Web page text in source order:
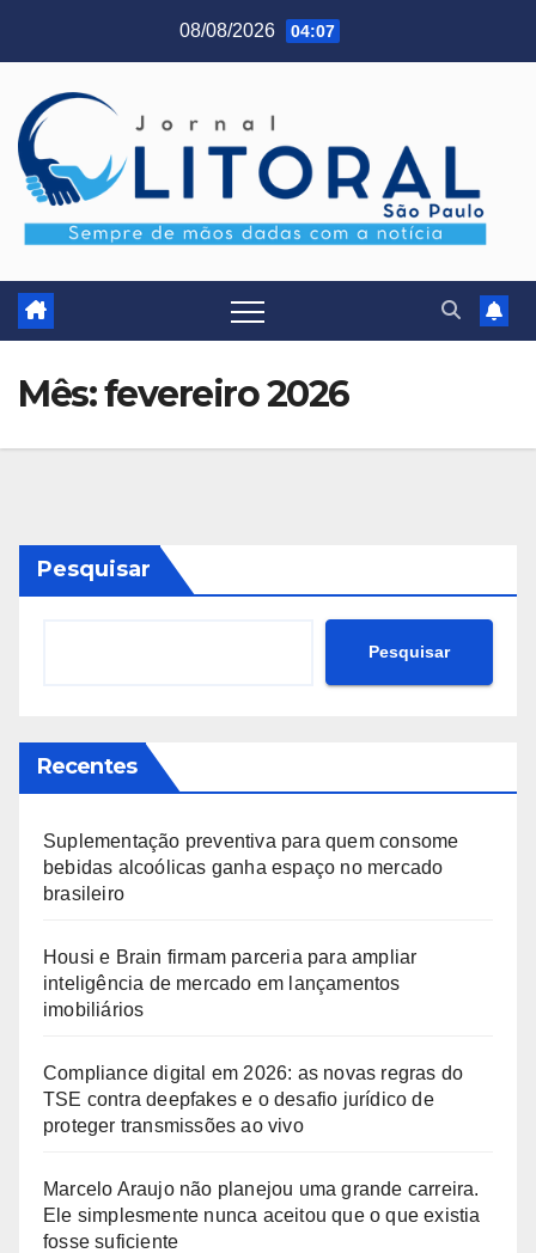
08/08/2026 04:07
Mês:fevereiro 2026
Pesquisar
Pesquisar
Recentes
Suplementação preventiva para quem consome
bebidas alcoólicas ganha espaço no mercado
brasileiro
Housi e Brain firmam parceria para ampliar
inteligência de mercado em lançamentos
imobiliários
Compliance digital em 2026: as novas regras do
TSE contra deepfakes e o desafio jurídico de
proteger transmissões ao vivo
Marcelo Araujo não planejou uma grande carreira.
Ele simplesmente nunca aceitou que o que existia
fosse suficiente